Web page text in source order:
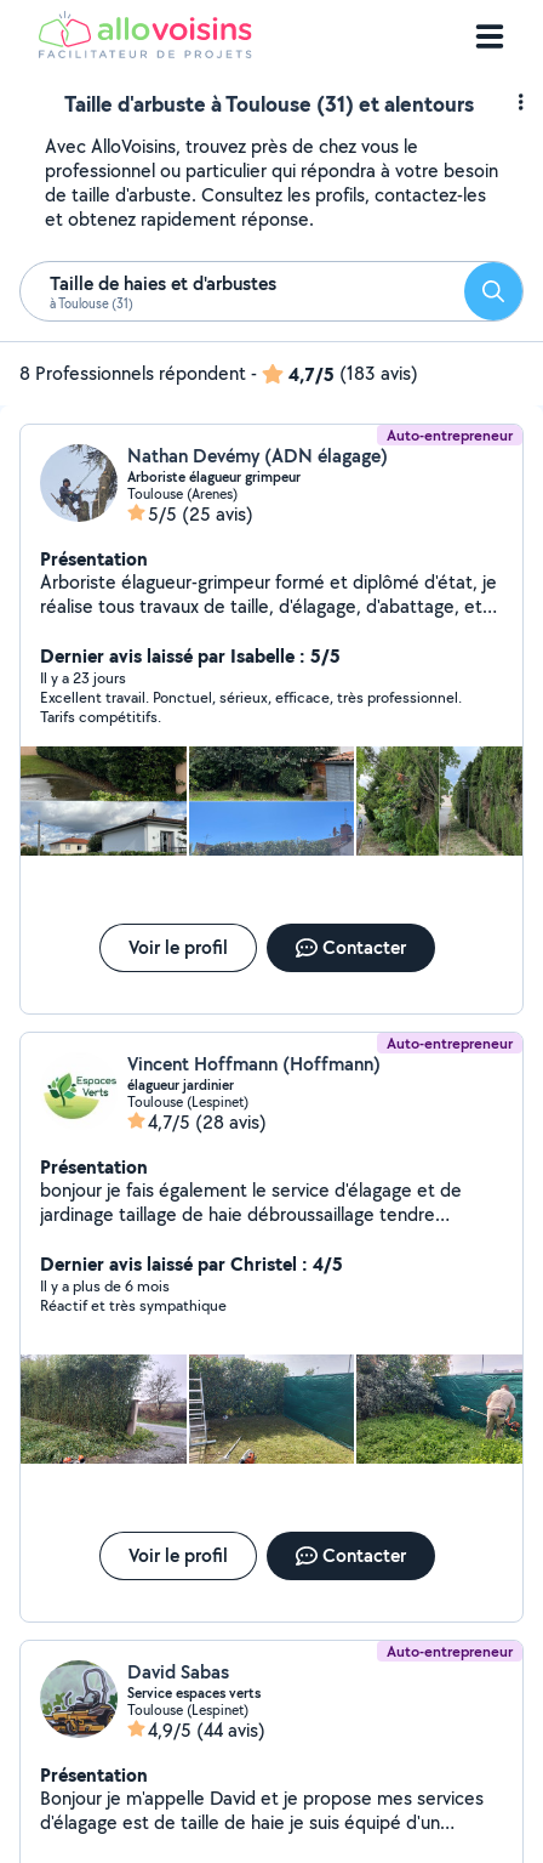
Taille d'arbuste à Toulouse (31) et alentours
Avec AlloVoisins, trouvez près de chez vous le
professionnel ou particulier qui répondra à votre besoin
de taille d'arbuste. Consultez les profils, contactez-les
et obtenez rapidement réponse.
Taille de haies et d'arbustes
à Toulouse (31)
8 Professionnels répondent- 4,7/5 (183 avis)
Auto-entrepreneur
Nathan Devémy (ADN élagage)
Arboriste élagueur grimpeur
Toulouse (Arenes)
5/5 (25 avis)
Présentation
Arboriste élagueur-grimpeur formé et diplômé d'état, je
réalise tous travaux de taille, d'élagage, d'abattage, et
complexe. Passionné et respectueux de l'arbre et de
son milieu, je suis à votre écoute pour vous conseiller au
mieux dans la gestion de votre patrimoine arboré. Je
propose également la taille et le rabattage de haies, le
débroussaillage et le broyage de branches. N'hésitez
pas à me contacter pour toute demande. Assurance
professionnelle toutes hauteurs, travaux sur corde ou en
nacelle.
Dernier avis laissé par Isabelle : 5/5
Il y a 23 jours
Excellent travail. Ponctuel, sérieux, efficace, très professionnel.
Tarifs compétitifs.
Voir le profil Contacter
Auto-entrepreneur
Vincent Hoffmann (Hoffmann)
élagueur jardinier
Toulouse (Lespinet)
4,7/5 (28 avis)
Présentation
bonjour je fais également le service d'élagage et de
jardinage taillage de haie débroussaillage tendre
parc et jardin création de gazon nettoyage fin de
chantier abattage d'arbre nettoyage d'arbre
débarrassement de vos déchets végétaux avec fourgon
contacter déplacement et devis gratuit
Dernier avis laissé par Christel : 4/5
Il y a plus de 6 mois
Réactif et très sympathique
Voir le profil Contacter
Auto-entrepreneur
David Sabas
Service espaces verts
Toulouse (Lespinet)
4,9/5 (44 avis)
Présentation
Bonjour je m'appelle David et je propose mes services
d'élagage est de taille de haie je suis équipé d'un